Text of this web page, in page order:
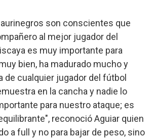
son conscientes que
al mejor jugador del
es muy importante para
bien, ha madurado mucho y
de cualquier jugador del fútbol
en la cancha y nadie lo
para nuestro ataque; es
reconoció Aguiar quien
a full y no para bajar de peso, sino